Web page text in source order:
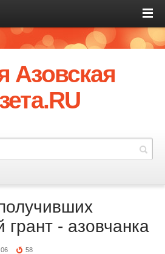
Азовская
- азовчанка
58